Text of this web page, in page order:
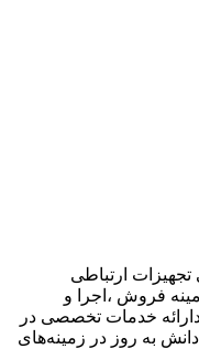
ارتباطی
خود را در زمینه فروش ،اجرا و
خدمات تخصصی در
به‌ روز در زمینه‌های